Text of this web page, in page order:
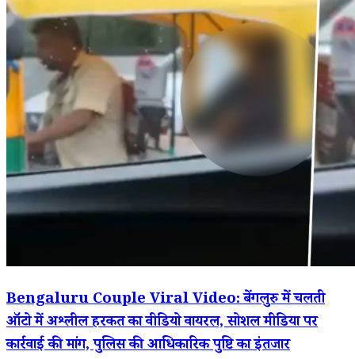
Bengaluru Couple Viral Video: बेंगलुरु में चलती
ऑटो में अश्लील हरकत का वीडियो वायरल, सोशल मीडिया पर
कार्रवाई की मांग, पुलिस की आधिकारिक पुष्टि का इंतजार